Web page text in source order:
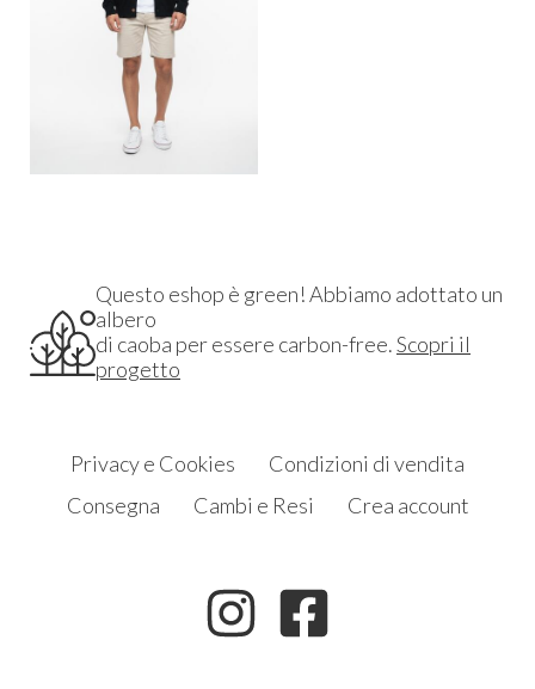
Questo eshop è green! Abbiamo adottato un
albero
di caoba per essere carbon-free.Scopri il
progetto
Privacy e Cookies
Condizioni di vendita
Consegna
Cambi e Resi Crea account